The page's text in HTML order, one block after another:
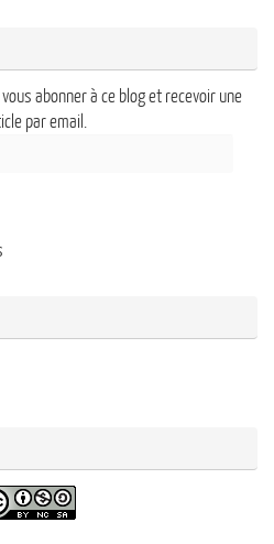
abonner à ce blog et recevoir une
par email.